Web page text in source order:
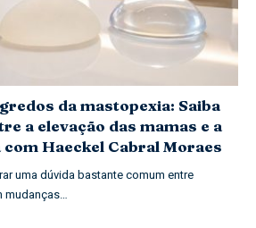
da mastopexia: Saiba
a elevação das mamas e a
Haeckel Cabral Moraes
uma dúvida bastante comum entre
mudanças…